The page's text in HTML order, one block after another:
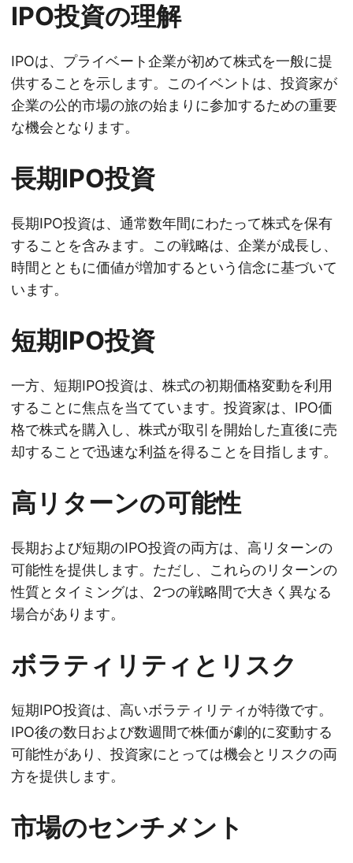
IPO投資の理解
IPOは、プライベート企業が初めて株式を一般に提
供することを示します。このイベントは、投資家が
企業の公的市場の旅の始まりに参加するための重要
な機会となります。
長期IPO投資
長期IPO投資は、通常数年間にわたって株式を保有
することを含みます。この戦略は、企業が成長し、
時間とともに価値が増加するという信念に基づいて
います。
短期IPO投資
一方、短期IPO投資は、株式の初期価格変動を利用
することに焦点を当てています。投資家は、IPO価
格で株式を購入し、株式が取引を開始した直後に売
却することで迅速な利益を得ることを目指します。
高リターンの可能性
長期および短期のIPO投資の両方は、高リターンの
可能性を提供します。ただし、これらのリターンの
性質とタイミングは、2つの戦略間で大きく異なる
場合があります。
ボラティリティとリスク
短期IPO投資は、高いボラティリティが特徴です。
IPO後の数日および数週間で株価が劇的に変動する
可能性があり、投資家にとっては機会とリスクの両
方を提供します。
市場のセンチメント